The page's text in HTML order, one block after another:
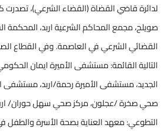
لدائرة قاضي القضاة (القضاء الشرعي)،
صويلح، مجمع المحاكم الشرعية اربد، المحكمة
القضائي الشرعي في العاصمة. وفي القطاع
التالية القائمة: مستشفى الأميرة ايمان
الجديد، مستشفى الأميرة رحمة/اربد، مستشفى
صحي صخرة /عجلون، مركز صحي سهل حوران/
التطوعي: معهد العناية بصحة الأسرة والطفل